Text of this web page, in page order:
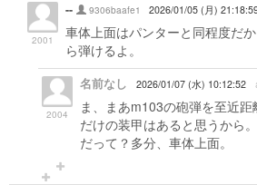
2001
-- 9306baafe1 2026/01/05 (月)
車体上面はパンターと同程度だ
ら弾けるよ。
2004
名前なし 2026/01/07 (水) 10:12:52
ま、まあm103の砲弾を至近
だけの装甲はあると思うから
だって？多分、車体上面。